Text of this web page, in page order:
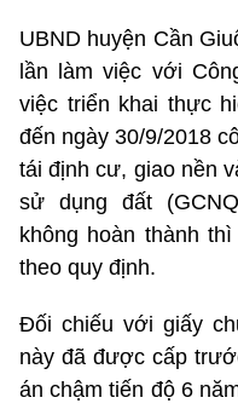
UBND huyện Cần
lần làm việc với
việc triển khai thực
đến ngày 30/9/2018
tái định cư, giao nền
sử dụng đất
không hoàn thành
theo quy định.
Đối chiếu với giấy
này đã được cấp
án chậm tiến độ 6